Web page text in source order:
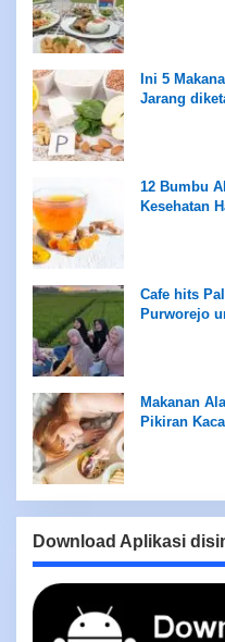
Ini 5
Jarang
12 Bumbu
Kesehatan
Cafe hits
Purworejo
Makanan
Pikiran
Download Aplikasi